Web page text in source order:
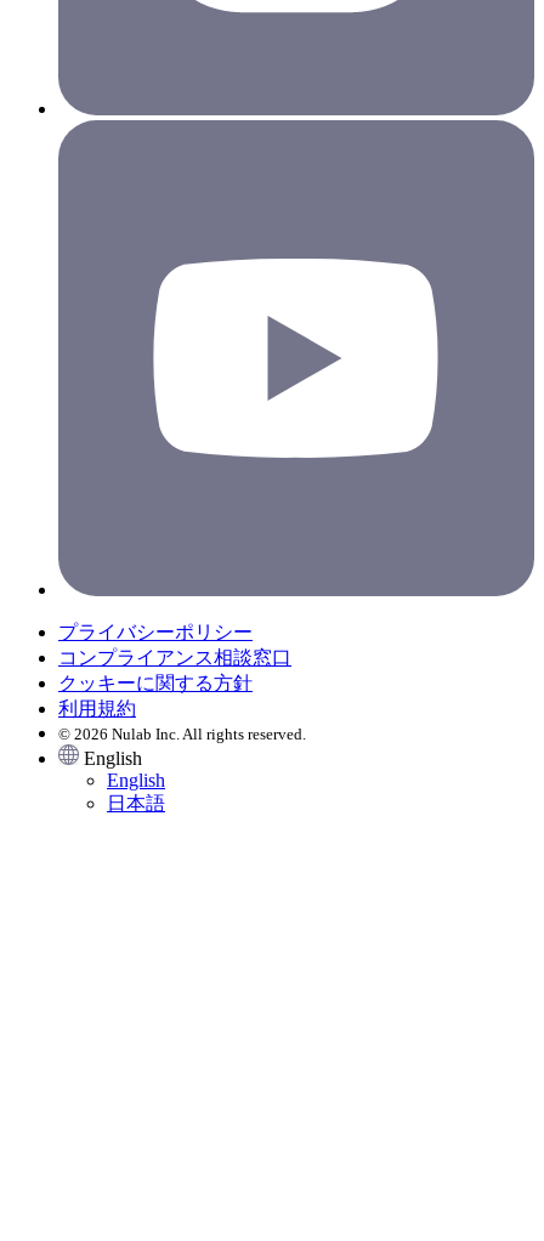
プライバシーポリシー
コンプライアンス相談窓口
クッキーに関する方針
利用規約
© 2026 Nulab Inc. All rights reserved.
English
English
日本語